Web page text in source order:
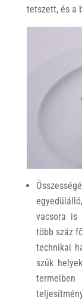
tetszett, és a
vacsora
több száz
technikai
szűk